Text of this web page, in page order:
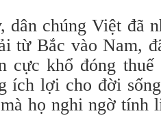
dân chúng Việt đã
từ Bắc vào Nam,
cực khổ đóng
ích lợi cho đời
họ nghi ngờ tính